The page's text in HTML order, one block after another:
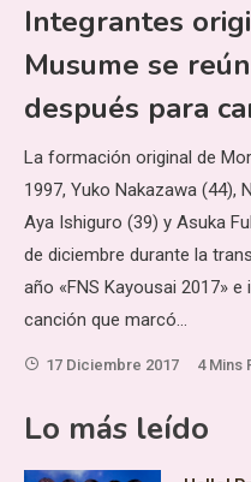
Integrantes
Musume se
después para
La formación original de
1997, Yuko Nakazawa (44),
Aya Ishiguro (39) y Asuka
de diciembre durante la
año «FNS Kayousai 2017»
canción que marcó…
17 Diciembre 2017 4 Mins
Lo más leído